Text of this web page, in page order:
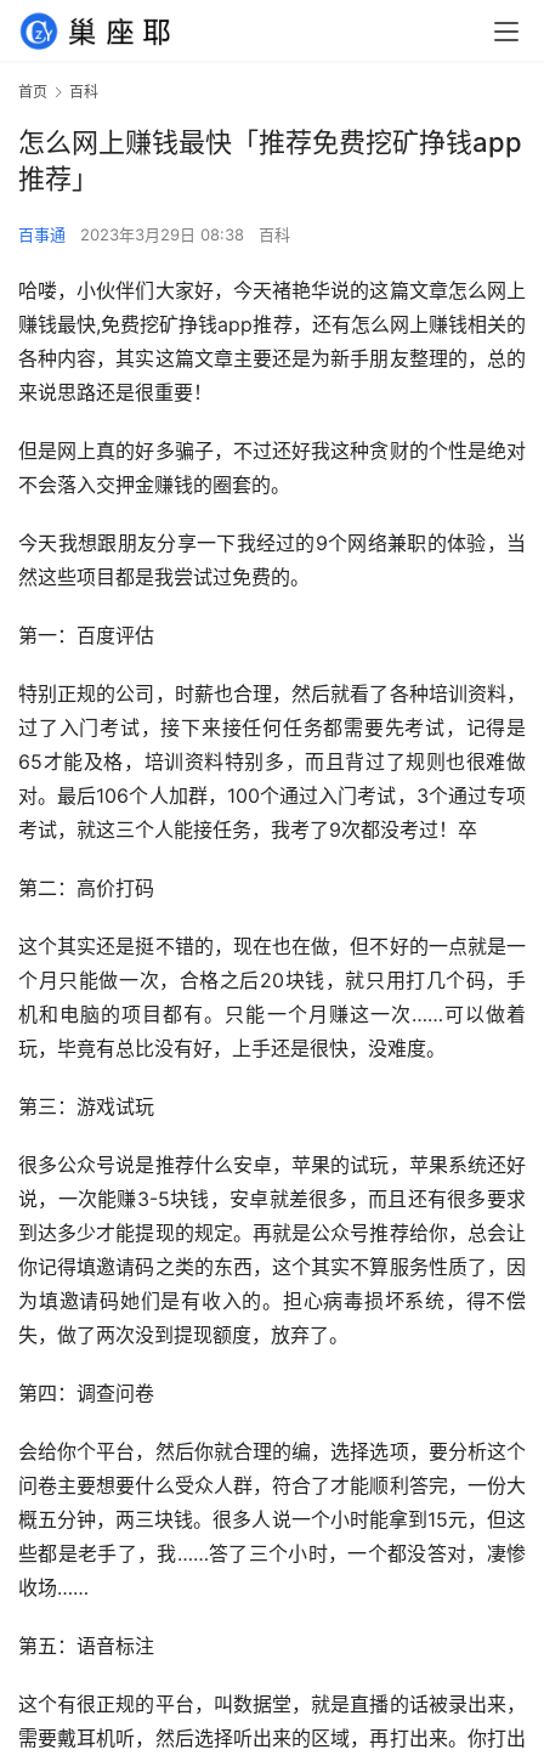
首页 百科
怎么网上赚钱最快「推荐免费挖矿挣钱app
推荐」
百事通 2023年3月29日 08:38 百科
哈喽，小伙伴们大家好，今天褚艳华说的这篇文章怎么网上
赚钱最快,免费挖矿挣钱app推荐，还有怎么网上赚钱相关的
各种内容，其实这篇文章主要还是为新手朋友整理的，总的
来说思路还是很重要！
但是网上真的好多骗子，不过还好我这种贪财的个性是绝对
不会落入交押金赚钱的圈套的。
今天我想跟朋友分享一下我经过的9个网络兼职的体验，当
然这些项目都是我尝试过免费的。
第一：百度评估
特别正规的公司，时薪也合理，然后就看了各种培训资料，
过了入门考试，接下来接任何任务都需要先考试，记得是
65才能及格，培训资料特别多，而且背过了规则也很难做
对。最后106个人加群，100个通过入门考试，3个通过专项
考试，就这三个人能接任务，我考了9次都没考过！卒
第二：高价打码
这个其实还是挺不错的，现在也在做，但不好的一点就是一
个月只能做一次，合格之后20块钱，就只用打几个码，手
机和电脑的项目都有。只能一个月赚这一次……可以做着
玩，毕竟有总比没有好，上手还是很快，没难度。
第三：游戏试玩
很多公众号说是推荐什么安卓，苹果的试玩，苹果系统还好
说，一次能赚3-5块钱，安卓就差很多，而且还有很多要求
到达多少才能提现的规定。再就是公众号推荐给你，总会让
你记得填邀请码之类的东西，这个其实不算服务性质了，因
为填邀请码她们是有收入的。担心病毒损坏系统，得不偿
失，做了两次没到提现额度，放弃了。
第四：调查问卷
会给你个平台，然后你就合理的编，选择选项，要分析这个
问卷主要想要什么受众人群，符合了才能顺利答完，一份大
概五分钟，两三块钱。很多人说一个小时能拿到15元，但这
些都是老手了，我……答了三个小时，一个都没答对，凄惨
收场……
第五：语音标注
这个有很正规的平台，叫数据堂，就是直播的话被录出来，
需要戴耳机听，然后选择听出来的区域，再打出来。你打出